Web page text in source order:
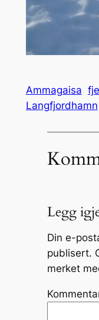
Ammagaisa
Langfjordhamn
Legg
Din e-
publisert.
merket